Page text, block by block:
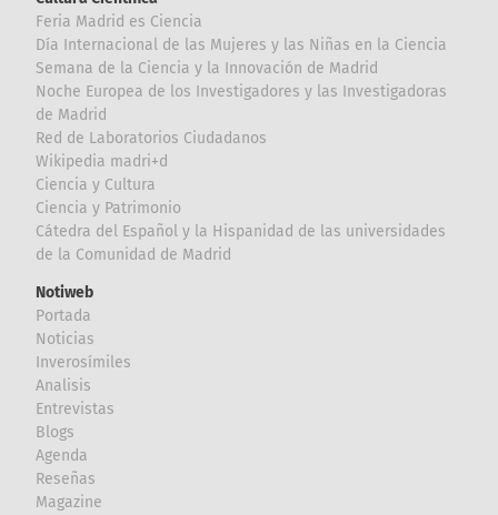
Feria Madrid es Ciencia
Día Internacional de las Mujeres y las Niñas en la Ciencia
Semana de la Ciencia y la Innovación de Madrid
Noche Europea de los Investigadores y las Investigadoras
de Madrid
Red de Laboratorios Ciudadanos
Wikipedia madri+d
Ciencia y Cultura
Ciencia y Patrimonio
Cátedra del Español y la Hispanidad de las universidades
de la Comunidad de Madrid
Notiweb
Portada
Noticias
Inverosímiles
Analisis
Entrevistas
Blogs
Agenda
Reseñas
Magazine